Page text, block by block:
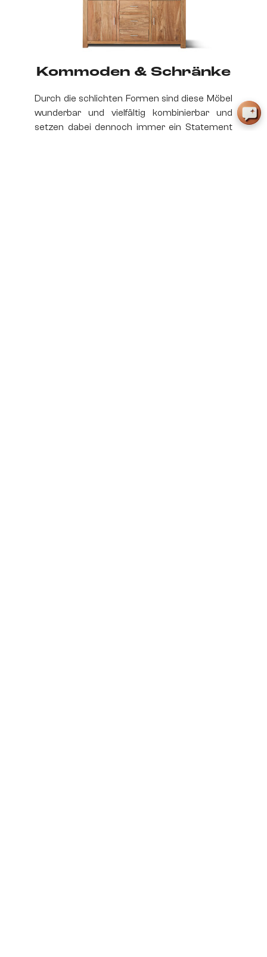
Kommoden & Schränke
Durch die schlichten Formen sind diese Möbel
wunderbar und vielfältig kombinierbar und
setzen dabei dennoch immer ein Statement